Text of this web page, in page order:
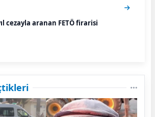
cezayla aranan FETÖ firarisi